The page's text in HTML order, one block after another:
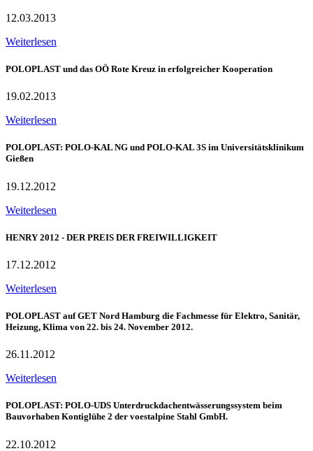
12.03.2013
Weiterlesen
POLOPLAST und das OÖ Rote Kreuz in erfolgreicher Kooperation
19.02.2013
Weiterlesen
POLOPLAST: POLO-KAL NG und POLO-KAL 3S im Universitätsklinikum
Gießen
19.12.2012
Weiterlesen
HENRY 2012 - DER PREIS DER FREIWILLIGKEIT
17.12.2012
Weiterlesen
POLOPLAST auf GET Nord Hamburg die Fachmesse für Elektro, Sanitär,
Heizung, Klima von 22. bis 24. November 2012.
26.11.2012
Weiterlesen
POLOPLAST: POLO-UDS Unterdruckdachentwässerungssystem beim
Bauvorhaben Kontiglühe 2 der voestalpine Stahl GmbH.
22.10.2012